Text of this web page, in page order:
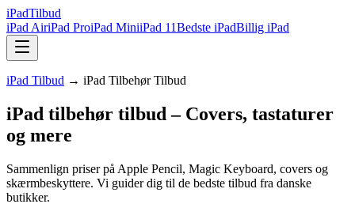
iPadTilbud
iPad AiriPad ProiPad MiniiPad 11Bedste iPadBillig iPad
iPad Tilbud → iPad Tilbehør Tilbud
iPad tilbehør tilbud – Covers, tastaturer
og mere
Sammenlign priser på Apple Pencil, Magic Keyboard, covers og
skærmbeskyttere. Vi guider dig til de bedste tilbud fra danske
butikker.